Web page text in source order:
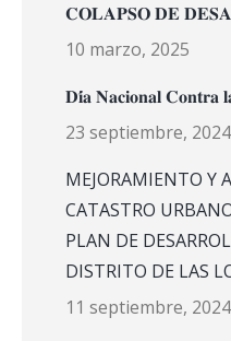
𝐂𝐎𝐋𝐀𝐏𝐒𝐎 𝐃𝐄
10 marzo, 2025
𝐃𝐢́𝐚 𝐍𝐚𝐜𝐢𝐨𝐧𝐚𝐥 𝐂𝐨𝐧𝐭𝐫𝐚
23 septiembre, 2024
MEJORAMIENTO Y
CATASTRO
PLAN DE
DISTRITO DE LAS
11 septiembre, 2024